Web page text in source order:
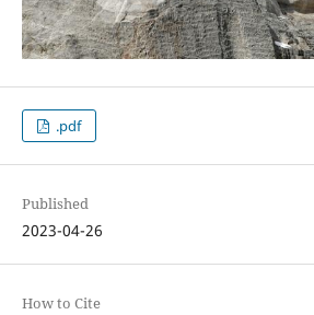
.pdf
Published
2023-04-26
How to Cite